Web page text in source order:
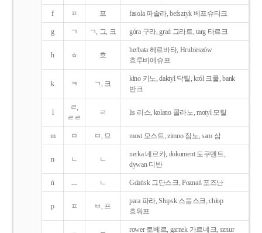
f ㅍ 프 fasola 파솔라, befsztyk 베프슈티크
g ㄱ ㄱ, 그, 크 góra 구라, grad 그라트, targ 타르크
h ㅎ 흐
herbata 헤르바타, Hrubieszów
흐루비에슈프
k ㅋ ㄱ, 크
kino 키노, daktyl 닥틸, król 크룰, bank
반크
l
ㄹ,
ㄹㄹ
ㄹ lis 리스, kolano 콜라노, motyl 모틸
m ㅁ ㅁ, 므 most 모스트, zimno 짐노, sam 삼
n ㄴ ㄴ
nerka 네르카, dokument 도쿠멘트,
dywan 디반
ń ㅡ ㄴ Gdańsk 그단스크, Poznań 포즈난
p ㅍ ㅂ, 프
para 파라, Słupsk 스웁스크, chłop
흐워프
rower 로베르, garnek 가르네크, sznur